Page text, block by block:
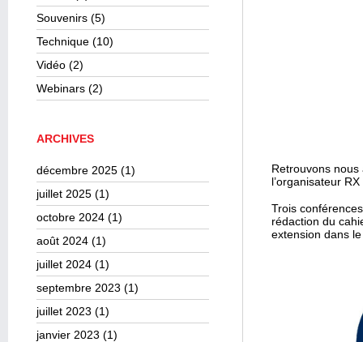
Souvenirs (5)
Technique (10)
Vidéo (2)
Webinars (2)
ARCHIVES
décembre 2025 (1)
juillet 2025 (1)
octobre 2024 (1)
août 2024 (1)
juillet 2024 (1)
septembre 2023 (1)
juillet 2023 (1)
janvier 2023 (1)
Retrouvons nous
l’organisateur
Trois
rédaction du
extension dans